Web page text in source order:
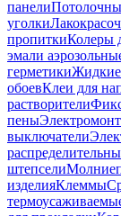
панели
уголки
пропиткиКолеры
эмали
герметикиЖидкие
обоевКлеи для
растворители
пены
выключатели
штепсели
изделияКлеммы